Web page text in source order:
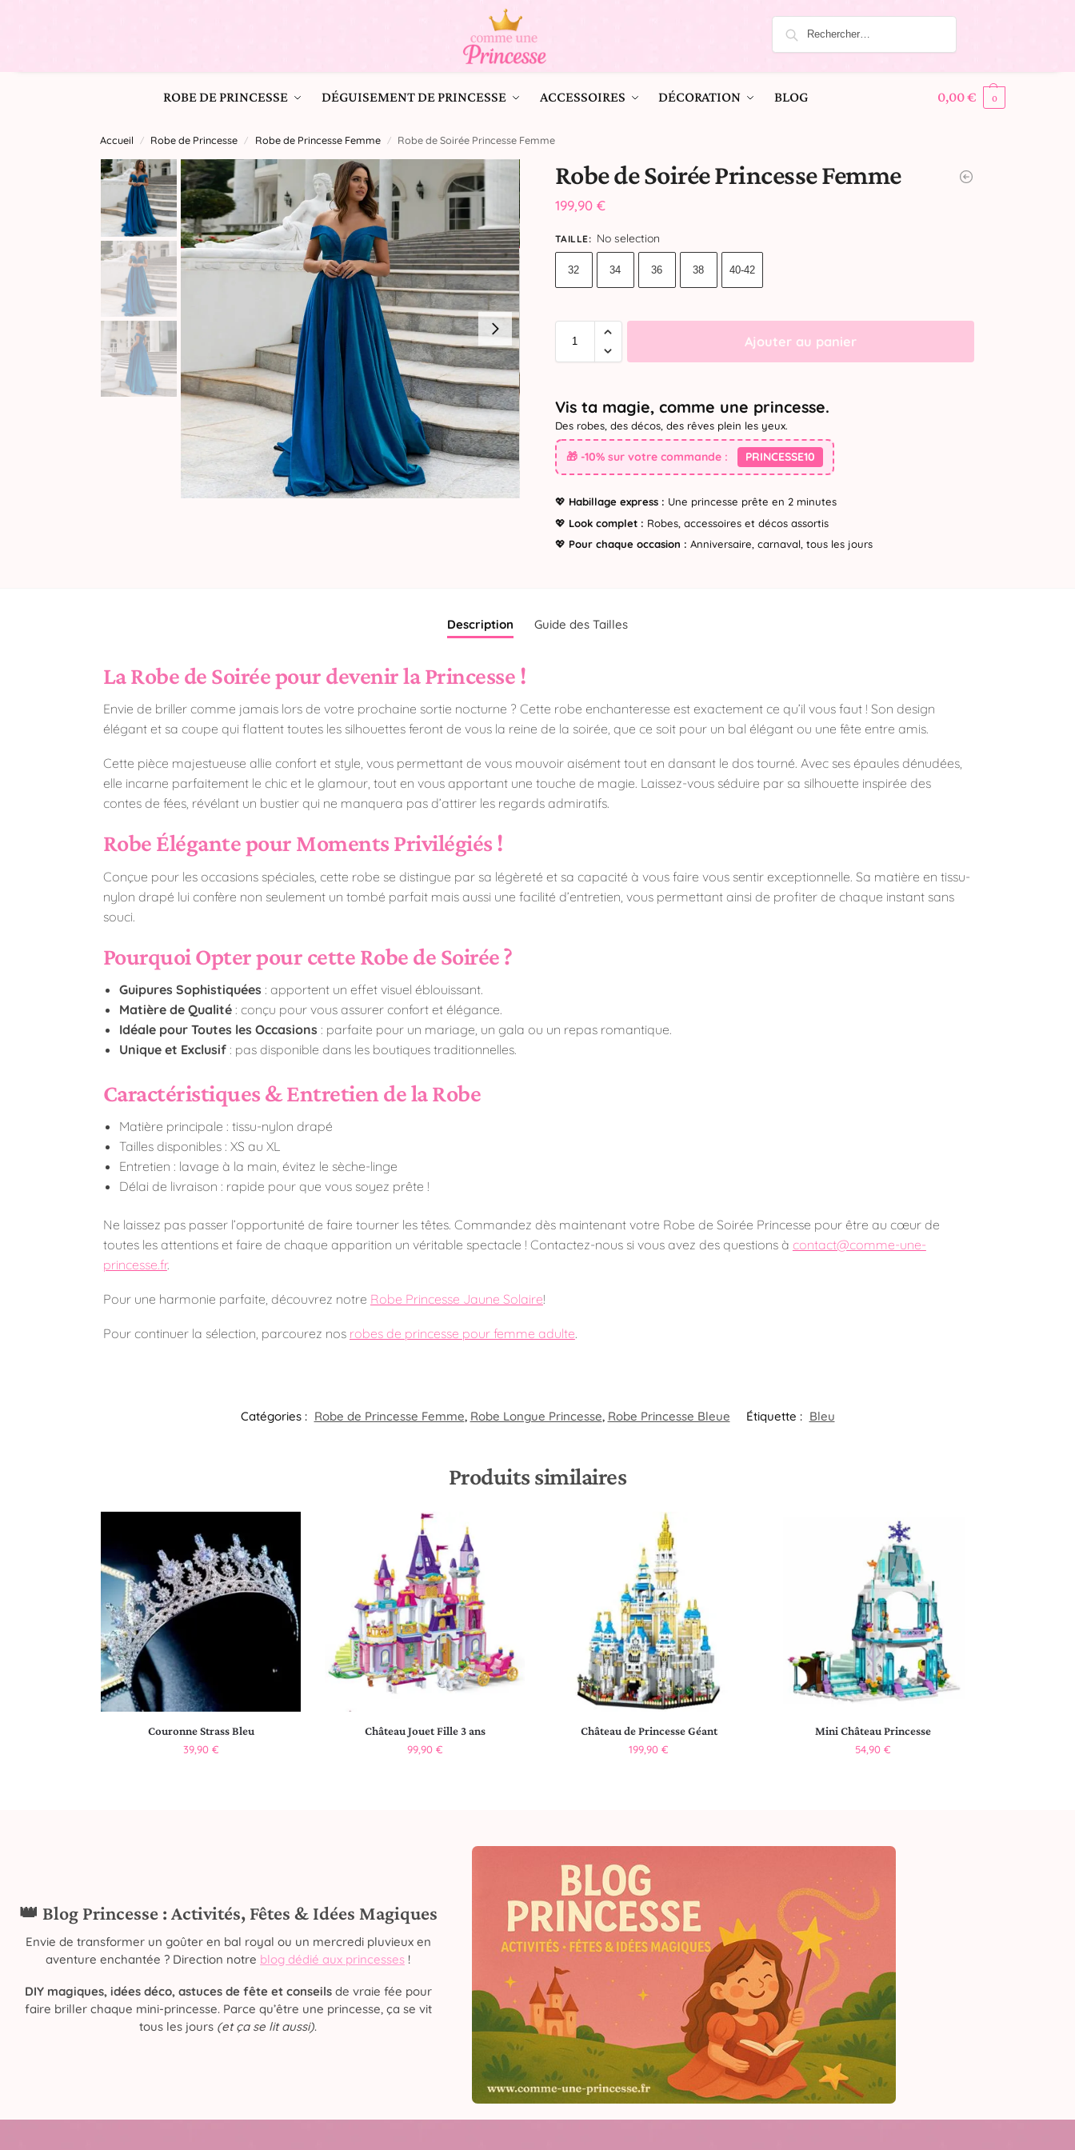
ROBE DE PRINCESSE DÉGUISEMENT DE PRINCESSE ACCESSOIRES DÉCORATION BLOG 0,00€ 0
Accueil / Robe de Princesse / Robe de Princesse Femme / Robe de Soirée Princesse Femme
Robe de Soirée Princesse Femme
199,90 €
TAILLE: No selection
32 34 36 38 40-42
Ajouter au panier
Vis ta magie, comme une princesse.
Des robes, des décos, des rêves plein les yeux.
🎁 -10% sur votre commande : PRINCESSE10
💖 Habillage express : Une princesse prête en 2 minutes
💖 Look complet : Robes, accessoires et décos assortis
💖 Pour chaque occasion : Anniversaire, carnaval, tous les jours
Description Guide des Tailles
La Robe de Soirée pour devenir la Princesse !
Envie de briller comme jamais lors de votre prochaine sortie nocturne ? Cette robe enchanteresse est exactement ce qu’il vous faut ! Son design
élégant et sa coupe qui flattent toutes les silhouettes feront de vous la reine de la soirée, que ce soit pour un bal élégant ou une fête entre amis.
Cette pièce majestueuse allie confort et style, vous permettant de vous mouvoir aisément tout en dansant le dos tourné. Avec ses épaules dénudées,
elle incarne parfaitement le chic et le glamour, tout en vous apportant une touche de magie. Laissez-vous séduire par sa silhouette inspirée des
contes de fées, révélant un bustier qui ne manquera pas d’attirer les regards admiratifs.
Robe Élégante pour Moments Privilégiés !
Conçue pour les occasions spéciales, cette robe se distingue par sa légèreté et sa capacité à vous faire vous sentir exceptionnelle. Sa matière en tissu-
nylon drapé lui confère non seulement un tombé parfait mais aussi une facilité d’entretien, vous permettant ainsi de profiter de chaque instant sans
souci.
Pourquoi Opter pour cette Robe de Soirée ?
Guipures Sophistiquées : apportent un effet visuel éblouissant.
Matière de Qualité: conçu pour vous assurer confort et élégance.
Idéale pour Toutes les Occasions : parfaite pour un mariage, un gala ou un repas romantique.
Unique et Exclusif: pas disponible dans les boutiques traditionnelles.
Caractéristiques & Entretien de la Robe
Matière principale : tissu-nylon drapé
Tailles disponibles : XS au XL
Entretien : lavage à la main, évitez le sèche-linge
Délai de livraison : rapide pour que vous soyez prête !
Ne laissez pas passer l’opportunité de faire tourner les têtes. Commandez dès maintenant votre Robe de Soirée Princesse pour être au cœur de
toutes les attentions et faire de chaque apparition un véritable spectacle ! Contactez-nous si vous avez des questions à contact@comme-une-
princesse.fr.
Pour une harmonie parfaite, découvrez notre Robe Princesse Jaune Solaire!
Pour continuer la sélection, parcourez nos robes de princesse pour femme adulte.
Catégories : Robe de Princesse Femme, Robe Longue Princesse​, Robe Princesse Bleue Étiquette : Bleu
Produits similaires
Couronne Strass Bleu
39,90 €
Château Jouet Fille 3 ans
99,90 €
Château de Princesse Géant
199,90€
Mini Château Princesse
54,90 €
👑 Blog Princesse : Activités, Fêtes & Idées Magiques
Envie de transformer un goûter en bal royal ou un mercredi pluvieux en
aventure enchantée ? Direction notre blog dédié aux princesses !
DIY magiques, idées déco, astuces de fête et conseilsde vraie fée pour
faire briller chaque mini-princesse. Parce qu’être une princesse, ça se vit
tous les jours (et ça se lit aussi).